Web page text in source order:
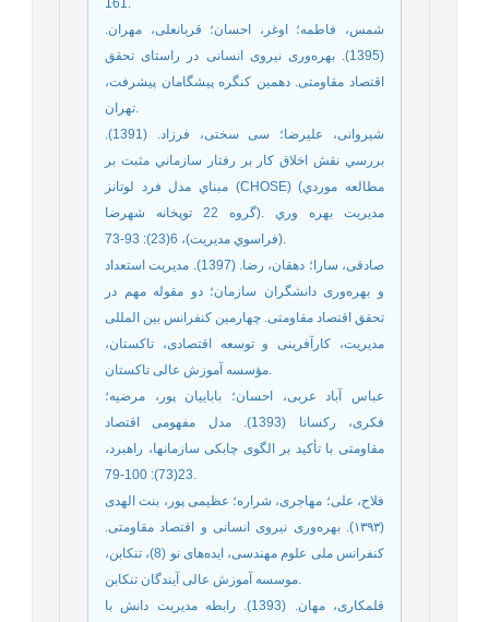
161.
شمس، فاطمه؛ اوغر، احسان؛ قربانعلی، مهران.
(1395). بهره‌وری نیروی انسانی در راستای تحقق
اقتصاد مقاومتی. دهمین کنگره پیشگامان پیشرفت،
تهران.
شیروانی، علیرضا؛ سی سختی، فرزاد. (1391).
بررسي نقش اخلاق کار بر رفتار سازماني مثبت بر
مبناي مدل فرد لوتانز (CHOSE) (مطالعه موردي
گروه 22 توپخانه شهرضا). مديريت بهره وري
(فراسوي مديريت)، 6(23): 93-73.
صادقی، سارا؛ دهقان، رضا. (1397). مدیریت استعداد
و بهره‌‌وری دانشگران سازمان؛ دو مقوله مهم در
تحقق اقتصاد مقاومتی. چهارمین کنفرانس بین المللی
مدیریت، کارآفرینی و توسعه اقتصادی، تاکستان،
مؤسسه آموزش عالی تاکستان.
عباس آباد عربی، احسان؛ باباییان پور، مرضیه؛
فکری، رکسانا (1393). مدل مفهومی اقتصاد
مقاومتی با تأکید بر الگوی چابکی سازمانها، راهبرد،
23(73): 100-79.
فلاح، علی؛ مهاجری، شراره؛ عظیمی پور، بنت الهدی
(۱۳۹۳). بهره‌‌وری نیروی انسانی و اقتصاد مقاومتی.
کنفرانس ملی علوم مهندسی، ایده‌‌های نو (8)، تنکابن،
موسسه آموزش عالی آیندگان تنکابن.
قلمکاری، مهان. (1393). رابطه مدیریت دانش با